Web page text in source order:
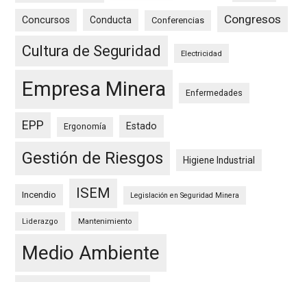
Concursos Conducta Conferencias Congresos
Cultura de Seguridad Electricidad
Empresa Minera Enfermedades
EPP Ergonomía Estado
Gestión de Riesgos Higiene Industrial
Incendio ISEM Legislación en Seguridad Minera
Liderazgo Mantenimiento
Medio Ambiente